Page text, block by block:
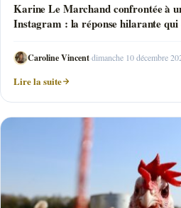
Karine Le Marchand confrontée à
Instagram : la réponse hilarante
Caroline Vincent·dimanche 10 décembre
Lire la suite